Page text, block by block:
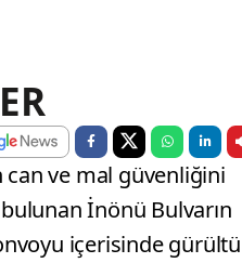
can ve mal güvenliğini
İnönü Bulvarın
içerisinde gürültü